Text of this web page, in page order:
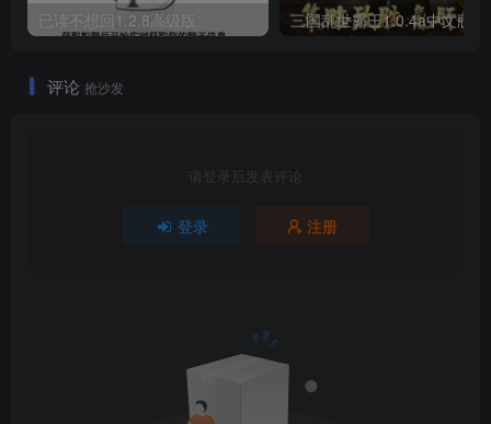
已读不想回1.2.8高级版
评论 抢沙发
请登录后发表评论
登录 注册